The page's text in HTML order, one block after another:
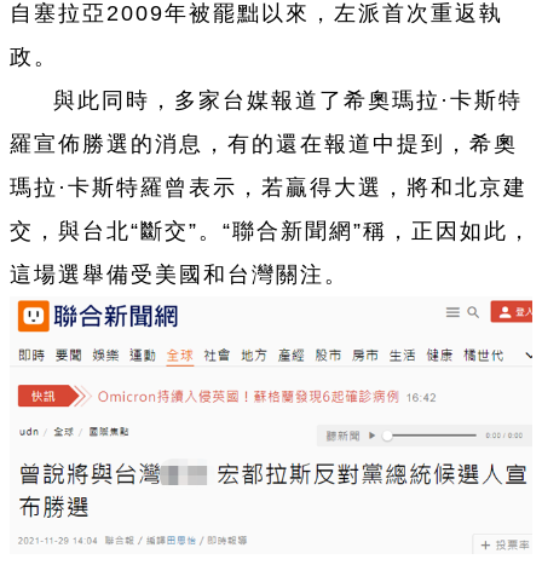
自塞拉亞2009年被罷黜以來，左派首次重返執
政。
與此同時，多家 台 媒報道了希奧瑪拉·卡斯特
羅宣佈勝選的消息，有的還在報道中提到，希奧
瑪拉·卡斯特羅曾表示，若贏得大選，將和北京建
交，與台 北“斷交”。“聯合新聞網”稱，正因如此，
這場選舉備受美國和 台 灣關注。